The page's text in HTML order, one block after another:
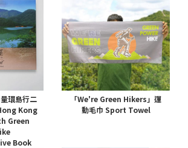
環島行二
Kong
Green
Book
「We're Green Hikers」運
動毛巾 Sport Towel